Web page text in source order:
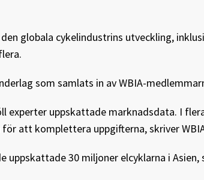
globala cykelindustrins utveckling,
som samlats in av WBIA-
experter uppskattade marknadsdata. I
att komplettera uppgifterna, skriver
uppskattade 30 miljoner elcyklarna i